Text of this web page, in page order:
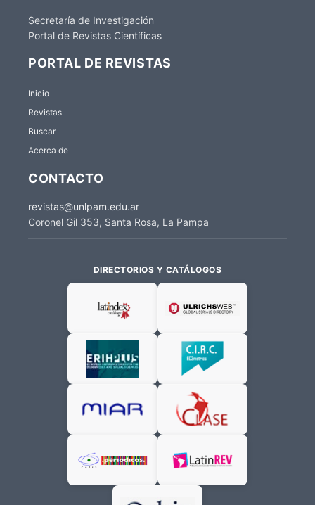
Secretaría de Investigación
Portal de Revistas Científicas
PORTAL DE REVISTAS
Inicio
Revistas
Buscar
Acerca de
CONTACTO
revistas@unlpam.edu.ar
Coronel Gil 353, Santa Rosa, La Pampa
DIRECTORIOS Y CATÁLOGOS